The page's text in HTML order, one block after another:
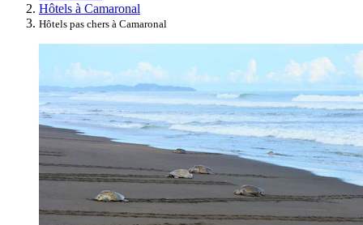
Hôtels à Camaronal
Hôtels pas chers à Camaronal